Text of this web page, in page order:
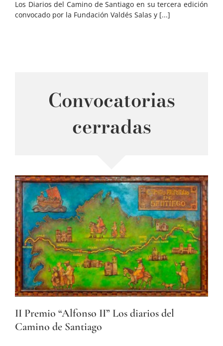
Los Diarios del Camino de Santiago en su tercera edición
convocado por la Fundación Valdés Salas y [...]
Convocatorias
cerradas
II Premio “Alfonso II” Los diarios del
Camino de Santiago